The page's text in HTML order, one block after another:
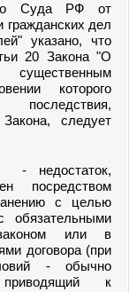
Суда РФ от
гражданских дел
указано, что
20 Закона "О
которого
следует
- недостаток,
посредством
с целью
обязательными
законом или в
договора (при
- обычно
приводящий к